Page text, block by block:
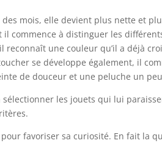
des mois, elle devient plus nette et
commence à distinguer les
une couleur qu’il a déjà
se développe également, il
de douceur et une peluche un
sélectionner les jouets qui lui
favoriser sa curiosité. En fait la